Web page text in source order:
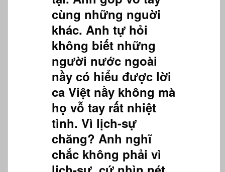
cùng những nguời
khác. Anh tự hỏi
không biết những
người nước ngoài
nầy có hiểu được lời
ca Việt nầy không mà
họ vỗ tay rất nhiệt
tình. Vì lịch-sự
chăng? Anh nghĩ
chắc không phải vì